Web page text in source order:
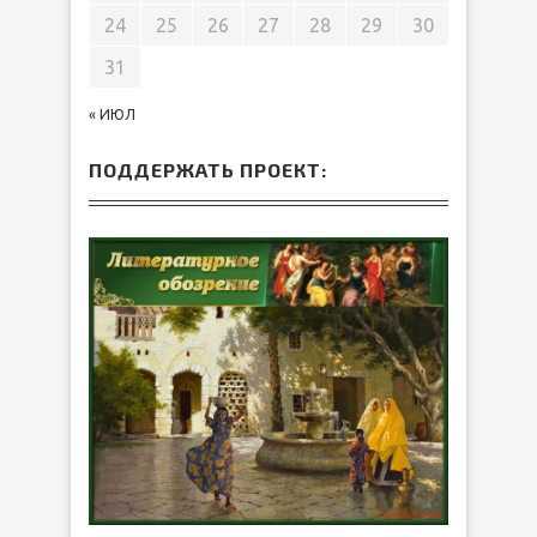
« ИЮЛ
24 25 26 27 28 29
30
31
ПОДДЕРЖАТЬ ПРОЕКТ: